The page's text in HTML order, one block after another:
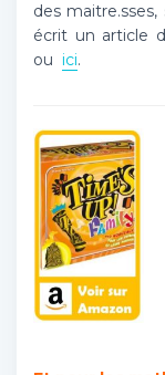
des maitre.sses,
écrit un article
ou ici.